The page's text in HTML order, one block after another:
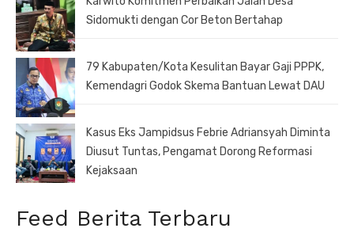
Sidomukti dengan Cor Beton Bertahap
79 Kabupaten/Kota Kesulitan Bayar Gaji PPPK,
Kemendagri Godok Skema Bantuan Lewat DAU
Kasus Eks Jampidsus Febrie Adriansyah Diminta
Diusut Tuntas, Pengamat Dorong Reformasi
Kejaksaan
Feed Berita Terbaru